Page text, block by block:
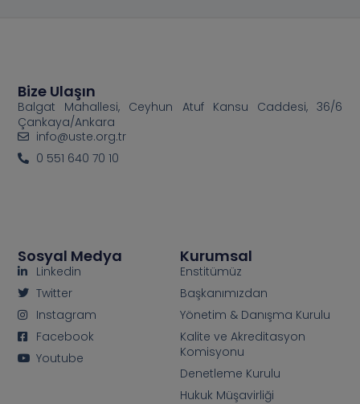
Kurumsal
Enstitümüz
Başkanımızdan
Yönetim & Danışma Kurulu
Kalite ve Akreditasyon
Komisyonu
Denetleme Kurulu
Hukuk Müşavirliği
Sosyal Medya
Linkedin
Twitter
Instagram
Facebook
Youtube
Bize Ulaşın
Balgat Mahallesi, Ceyhun Atuf Kansu Caddesi, 36/6
Çankaya/Ankara
info@uste.org.tr
0 551 640 70 10